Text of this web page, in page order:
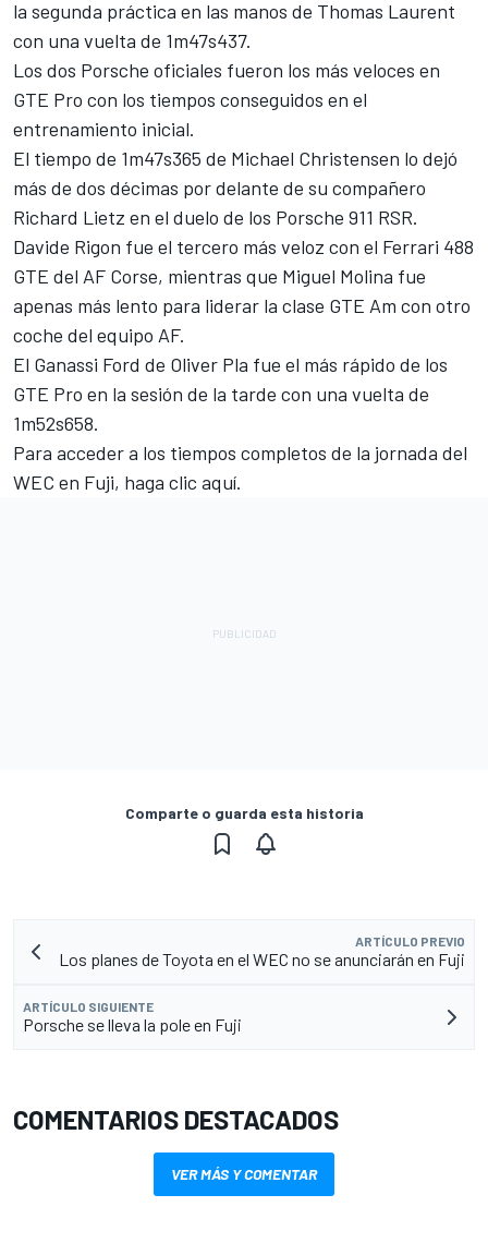
la segunda práctica en las manos de Thomas Laurent
con una vuelta de 1m47s437.
Los dos Porsche oficiales fueron los más veloces en
GTE Pro con los tiempos conseguidos en el
entrenamiento inicial.
El tiempo de 1m47s365 de Michael Christensen lo dejó
más de dos décimas por delante de su compañero
Richard Lietz en el duelo de los Porsche 911 RSR.
Davide Rigon fue el tercero más veloz con el Ferrari 488
GTE del AF Corse, mientras que Miguel Molina fue
apenas más lento para liderar la clase GTE Am con otro
coche del equipo AF.
El Ganassi Ford de Oliver Pla fue el más rápido de los
GTE Pro en la sesión de la tarde con una vuelta de
1m52s658.
Para acceder a los tiempos completos de la jornada del
WEC en Fuji, haga clic aquí.
Comparte o guarda esta historia
ARTÍCULO PREVIO
Los planes de Toyota en el WEC no se anunciarán en Fuji
ARTÍCULO SIGUIENTE
Porsche se lleva la pole en Fuji
COMENTARIOS DESTACADOS
VER MÁS Y COMENTAR